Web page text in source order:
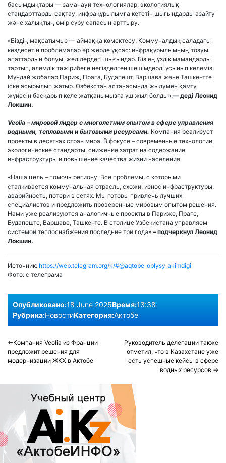
басымдықтары — заманауи технологиялар, экологиялық
стандарттарды сақтау, инфрақұрылымға кететін шығындарды азайту
және халықтың өмір сүру сапасын арттыру.
«Біздің мақсатымыз — аймаққа көмектесу. Коммуналдық саладағы
кездесетін проблемалар әр жерде ұқсас: инфрақұрылымның тозуы,
апаттардың болуы, желілердегі шығындар. Біз ең үздік мамандарды
тартып, әлемдік тәжірибеге негізделген шешімдерді ұсынып келеміз.
Мұндай жобалар Париж, Прага, Будапешт, Варшава және Ташкентте
іске асырылып жатыр. Өзбекстан астанасында жылумен қамту
жүйесін басқарып келе жатқанымызға үш жыл болды»,— деді Леонид
Локшин.
Veolia – мировой лидер с многолетним опытом в сфере управления
водными, тепловыми и бытовыми ресурсами. Компания реализует
проекты в десятках стран мира. В фокусе – современные технологии,
экологические стандарты, снижение затрат на содержание
инфраструктуры и повышение качества жизни населения.
«Наша цель – помочь региону. Все проблемы, с которыми
сталкивается коммунальная отрасль, схожи: износ инфраструктуры,
аварийность, потери в сетях. Мы готовы привлечь лучших
специалистов и предложить проверенные мировым опытом решения.
Нами уже реализуются аналогичные проекты в Париже, Праге,
Будапеште, Варшаве, Ташкенте. В столице Узбекистана управляем
системой теплоснабжения последние три года»,– подчеркнул Леонид
Локшин.
Источник: https://web.telegram.org/k/#@aqtobe_oblysy_akimdigi
Фото: с телеграма
Опубликовано:18 June 2025Время:13:38
Рубрика:НовостиКатегория:Актобе
Post
navigation
Компания Veolia из Франции
предложит решения для
модернизации ЖКХ в Актобе
Руководитель делегации также
отметил, что в Казахстане уже
есть успешные кейсы в сфере
водных ресурсов